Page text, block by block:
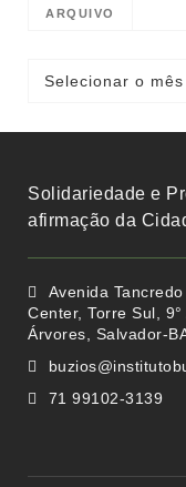
ARQUIVO
Solidariedade e
afirmação da
Avenida
Center, Torre Sul,
Árvores, Salvador-
71 99102-3139